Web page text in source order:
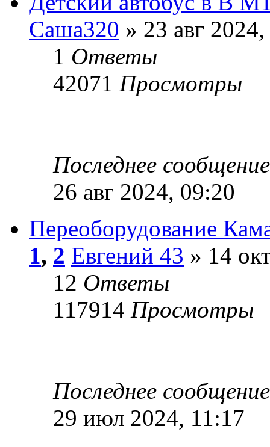
Саша320 » 23 авг
1 Ответы
42071 Просмотры
Последнее
26 авг 2024, 09:20
Переоборудование
1, 2 Евгений 43 » 14
12 Ответы
117914 Просмотры
Последнее
29 июл 2024, 11:17